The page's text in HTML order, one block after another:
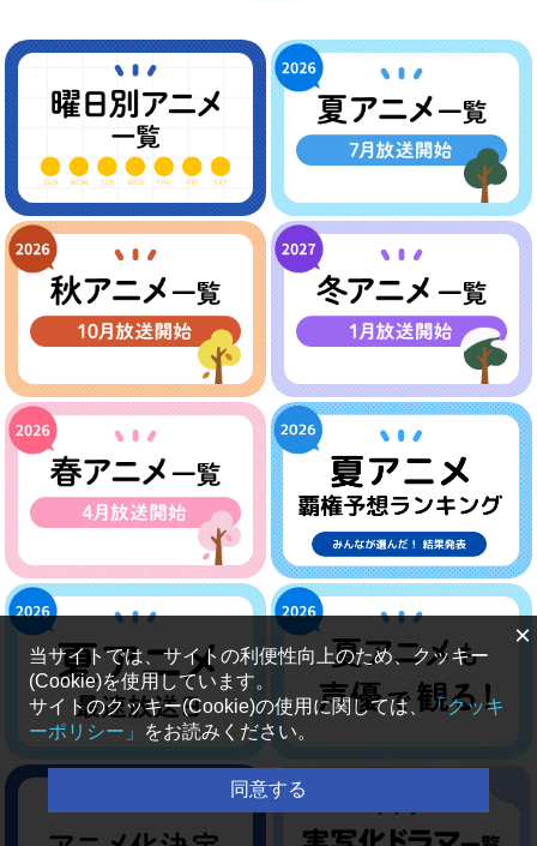
×
当サイトでは、サイトの利便性向上のため、クッキー
(Cookie)を使用しています。
サイトのクッキー(Cookie)の使用に関しては、「クッキ
ーポリシー」
をお読みください。
同意する